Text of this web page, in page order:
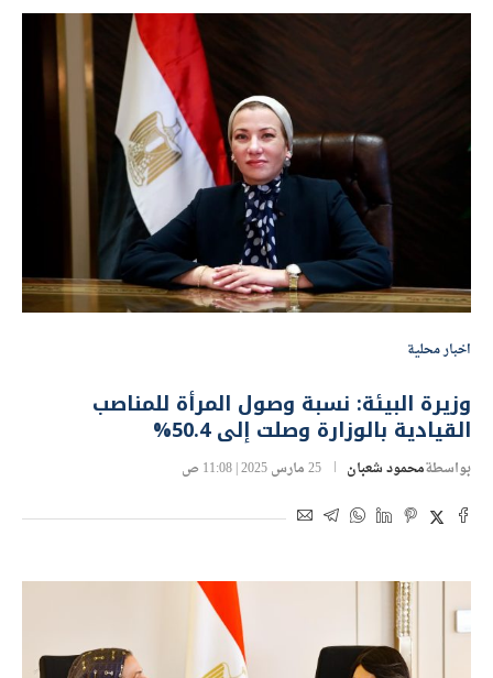
اخبار محلية
وزيرة البيئة: نسبة وصول المرأة للمناصب
القيادية بالوزارة وصلت إلى 50.4%
بواسطةمحمود شعبان 25 مارس 2025 | 11:08 ص